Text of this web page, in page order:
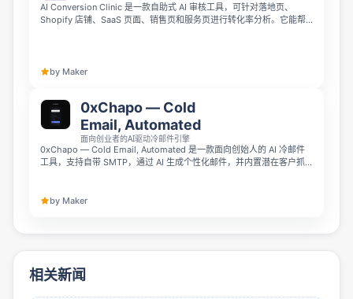
AI Conversion Clinic 是一款自助式 AI 审核工具，可针对落地页、
Shopify 店铺、SaaS 页面、销售页和服务页进行转化率分析。它能帮
by Maker
0xChapo — Cold
Email, Automated
面向创业者的AI驱动冷邮件引擎
0xChapo — Cold Email, Automated 是一款面向创始人的 AI 冷邮件
工具，支持自带 SMTP，通过 AI 生成个性化邮件，并内置潜在客户抓
by Maker
相关新闻